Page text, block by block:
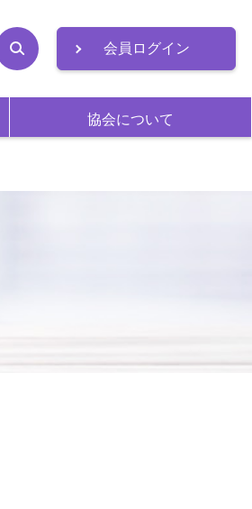
会員ログイン
協会について
検
索